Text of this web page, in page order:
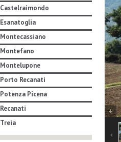
Castelraimondo
Esanatoglia
Montecassiano
Montefano
Montelupone
Porto Recanati
Potenza Picena
Recanati
Treia